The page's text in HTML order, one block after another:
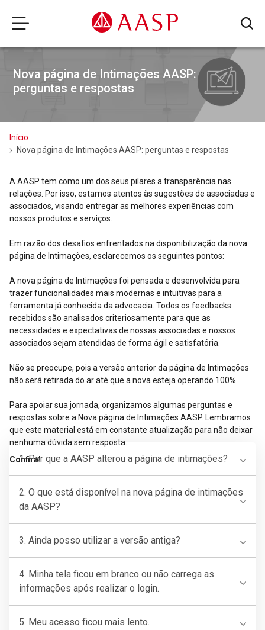
Nova página de Intimações AASP:
perguntas e respostas
Início
Nova página de Intimações AASP: perguntas e respostas
A AASP tem como um dos seus pilares a transparência nas
relações. Por isso, estamos atentos às sugestões de associadas e
associados, visando entregar as melhores experiências com
nossos produtos e serviços.
Em razão dos desafios enfrentados na disponibilização da nova
página de Intimações, esclarecemos os seguintes pontos:
A nova página de Intimações foi pensada e desenvolvida para
trazer funcionalidades mais modernas e intuitivas para a
ferramenta já conhecida da advocacia. Todos os feedbacks
recebidos são analisados criteriosamente para que as
necessidades e expectativas de nossas associadas e nossos
associados sejam atendidas de forma ágil e satisfatória.
Não se preocupe, pois a versão anterior da página de Intimações
não será retirada do ar até que a nova esteja operando 100%.
Para apoiar sua jornada, organizamos algumas perguntas e
respostas sobre a Nova página de Intimações AASP. Lembramos
que este material está em constante atualização para não deixar
nenhuma dúvida sem resposta.
Confira!
1. Por que a AASP alterou a página de intimações?
2. O que está disponível na nova página de intimações
da AASP?
3. Ainda posso utilizar a versão antiga?
4. Minha tela ficou em branco ou não carrega as
informações após realizar o login.
5. Meu acesso ficou mais lento.